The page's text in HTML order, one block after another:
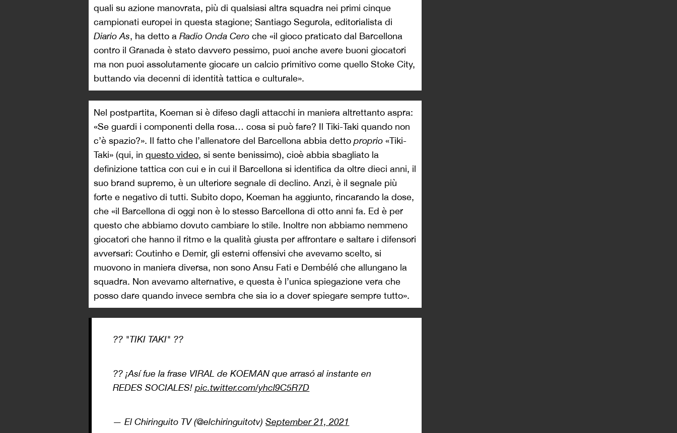
quali su azione manovrata, più di qualsiasi altra squadra nei primi cinque
campionati europei in questa stagione; Santiago Segurola, editorialista di
Diario As, ha detto a Radio Onda Cero che «il gioco praticato dal Barcellona
contro il Granada è stato davvero pessimo, puoi anche avere buoni giocatori
ma non puoi assolutamente giocare un calcio primitivo come quello Stoke City,
buttando via decenni di identità tattica e culturale».
Nel postpartita, Koeman si è difeso dagli attacchi in maniera altrettanto aspra:
«Se guardi i componenti della rosa… cosa si può fare? Il Tiki-Taki quando non
c’è spazio?». Il fatto che l’allenatore del Barcellona abbia detto proprio «Tiki-
Taki» (qui, in questo video, si sente benissimo), cioè abbia sbagliato la
definizione tattica con cui e in cui il Barcellona si identifica da oltre dieci anni, il
suo brand supremo, è un ulteriore segnale di declino. Anzi, è il segnale più
forte e negativo di tutti. Subito dopo, Koeman ha aggiunto, rincarando la dose,
che «il Barcellona di oggi non è lo stesso Barcellona di otto anni fa. Ed è per
questo che abbiamo dovuto cambiare lo stile. Inoltre non abbiamo nemmeno
giocatori che hanno il ritmo e la qualità giusta per affrontare e saltare i difensori
avversari: Coutinho e Demir, gli esterni offensivi che avevamo scelto, si
muovono in maniera diversa, non sono Ansu Fati e Dembélé che allungano la
squadra. Non avevamo alternative, e questa è l’unica spiegazione vera che
posso dare quando invece sembra che sia io a dover spiegare sempre tutto».
?? "TIKI TAKI" ??
?? ¡Así fue la frase VIRAL de KOEMAN que arrasó al instante en
REDES SOCIALES!pic.twitter.com/yhcl9C5R7D
— El Chiringuito TV (@elchiringuitotv)September 21, 2021